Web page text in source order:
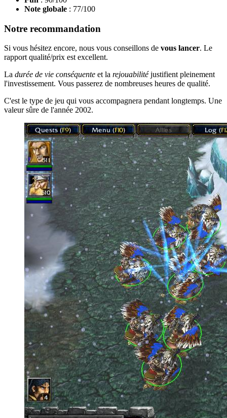
Note globale : 77/100
Notre recommandation
Si vous hésitez encore, nous vous conseillons de vous lancer. Le
rapport qualité/prix est excellent.
La durée de vie conséquente et la rejouabilitéjustifient pleinement
l'investissement. Vous passerez de nombreuses heures de qualité.
C'est le type de jeu qui vous accompagnera pendant longtemps. Une
valeur sûre de l'année 2002.